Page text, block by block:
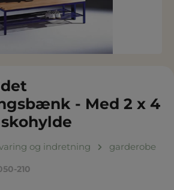
- Med 2 x 4
og indretning garderobe
210